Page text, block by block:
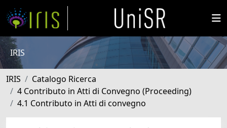
IRIS
IRIS
Catalogo Ricerca
4 Contributo in Atti di Convegno (Proceeding)
4.1 Contributo in Atti di convegno